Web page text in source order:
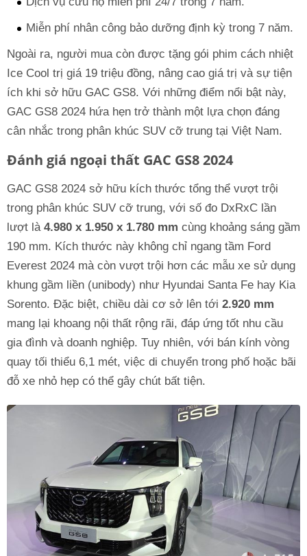
Miễn phí nhân công bảo dưỡng định kỳ trong 7 năm.
Ngoài ra, người mua còn được tặng gói phim cách nhiệt
Ice Cool trị giá 19 triệu đồng, nâng cao giá trị và sự tiện
ích khi sở hữu GAC GS8. Với những điểm nổi bật này,
GAC GS8 2024 hứa hẹn trở thành một lựa chọn đáng
cân nhắc trong phân khúc SUV cỡ trung tại Việt Nam.
Đánh giá ngoại thất GAC GS8 2024
GAC GS8 2024 sở hữu kích thước tổng thể vượt trội
trong phân khúc SUV cỡ trung, với số đo DxRxC lần
lượt là 4.980 x 1.950 x 1.780 mm cùng khoảng sáng gầm
190 mm. Kích thước này không chỉ ngang tầm Ford
Everest 2024 mà còn vượt trội hơn các mẫu xe sử dụng
khung gầm liền (unibody) như Hyundai Santa Fe hay Kia
Sorento. Đặc biệt, chiều dài cơ sở lên tới 2.920 mm
mang lại khoang nội thất rộng rãi, đáp ứng tốt nhu cầu
gia đình và doanh nghiệp. Tuy nhiên, với bán kính vòng
quay tối thiểu 6,1 mét, việc di chuyển trong phố hoặc bãi
đỗ xe nhỏ hẹp có thể gây chút bất tiện.